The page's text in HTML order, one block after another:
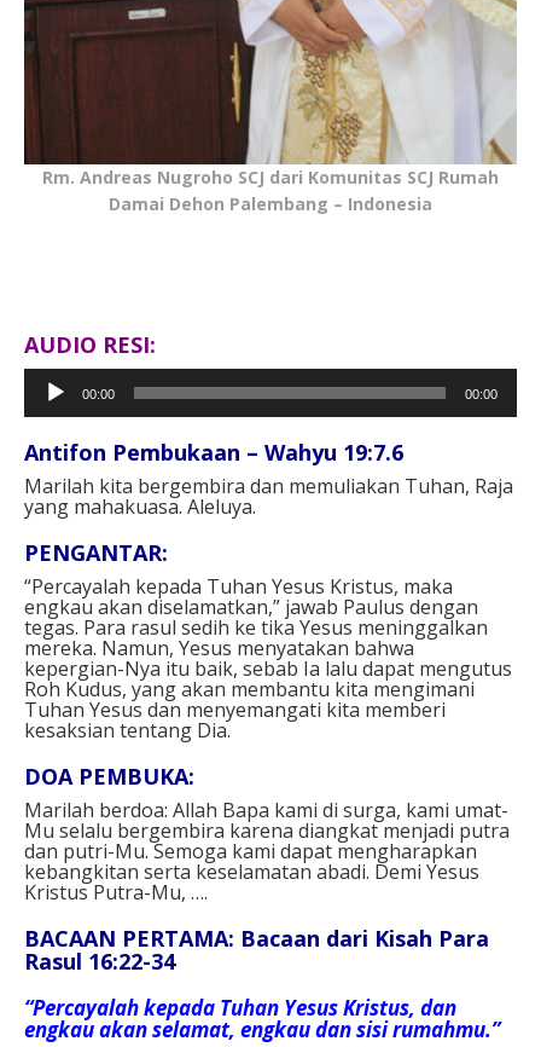
Rm. Andreas Nugroho SCJ dari Komunitas SCJ Rumah
Damai Dehon Palembang – Indonesia
AUDIO RESI:
Pemutar
Audio
00:00 00:00
Antifon Pembukaan – Wahyu 19:7.6
Marilah kita bergembira dan memuliakan Tuhan, Raja
yang mahakuasa. Aleluya.
PENGANTAR:
“Percayalah kepada Tuhan Yesus Kristus, maka
engkau akan diselamatkan,” jawab Paulus dengan
tegas. Para rasul sedih ke tika Yesus meninggalkan
mereka. Namun, Yesus menyatakan bahwa
kepergian-Nya itu baik, sebab Ia lalu dapat mengutus
Roh Kudus, yang akan membantu kita mengimani
Tuhan Yesus dan menyemangati kita memberi
kesaksian tentang Dia.
DOA PEMBUKA:
Marilah berdoa: Allah Bapa kami di surga, kami umat-
Mu selalu bergembira karena diangkat menjadi putra
dan putri-Mu. Semoga kami dapat mengharapkan
kebangkitan serta keselamatan abadi. Demi Yesus
Kristus Putra-Mu, ….
BACAAN PERTAMA: Bacaan dari Kisah Para
Rasul 16:22-34
“Percayalah kepada Tuhan Yesus Kristus, dan
engkau akan selamat, engkau dan sisi rumahmu.”